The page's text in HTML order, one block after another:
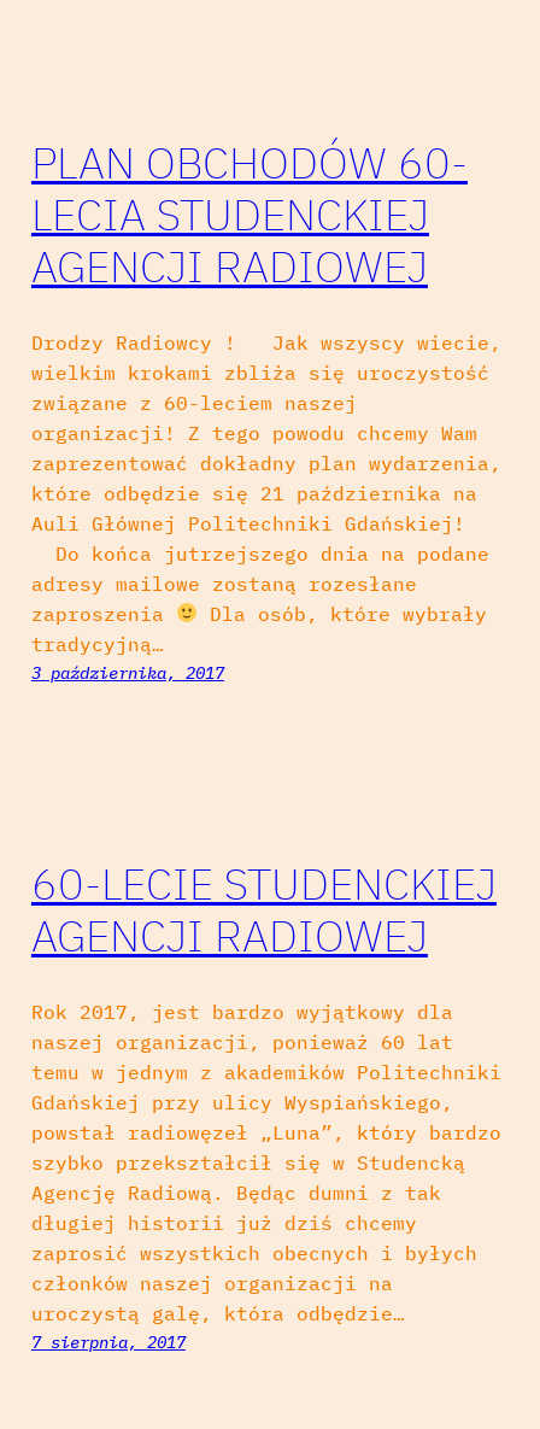
PLAN OBCHODÓW 60-
LECIA STUDENCKIEJ
AGENCJI RADIOWEJ
Drodzy Radiowcy ! Jak wszyscy wiecie,
wielkim krokami zbliża się uroczystość
związane z 60-leciem naszej
organizacji! Z tego powodu chcemy Wam
zaprezentować dokładny plan wydarzenia,
które odbędzie się 21 października na
Auli Głównej Politechniki Gdańskiej!
Do końca jutrzejszego dnia na podane
adresy mailowe zostaną rozesłane
zaproszenia
Dla osób, które wybrały
tradycyjną…
3 października, 2017
60-LECIE STUDENCKIEJ
AGENCJI RADIOWEJ
Rok 2017, jest bardzo wyjątkowy dla
naszej organizacji, ponieważ 60 lat
temu w jednym z akademików Politechniki
Gdańskiej przy ulicy Wyspiańskiego,
powstał radiowęzeł „Luna”, który bardzo
szybko przekształcił się w Studencką
Agencję Radiową. Będąc dumni z tak
długiej historii już dziś chcemy
zaprosić wszystkich obecnych i byłych
członków naszej organizacji na
uroczystą galę, która odbędzie…
7 sierpnia, 2017